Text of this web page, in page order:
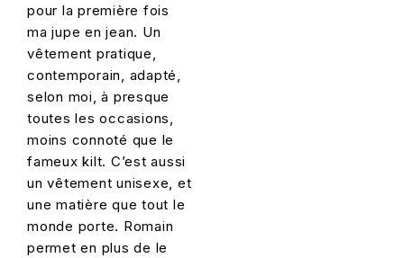
pour la première fois
ma jupe en jean. Un
vêtement pratique,
contemporain, adapté,
selon moi, à presque
toutes les occasions,
moins connoté que le
fameux kilt. C’est aussi
un vêtement unisexe, et
une matière que tout le
monde porte. Romain
permet en plus de le